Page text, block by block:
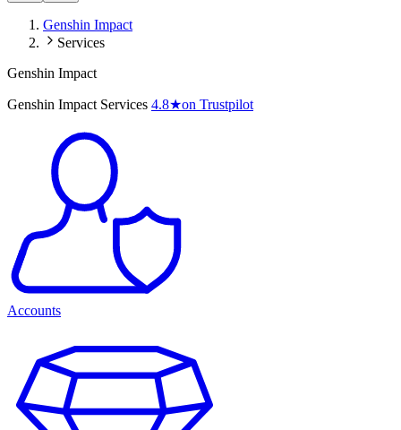
Genshin Impact
Services
Genshin Impact
Genshin Impact Services 4.8★on Trustpilot
Accounts